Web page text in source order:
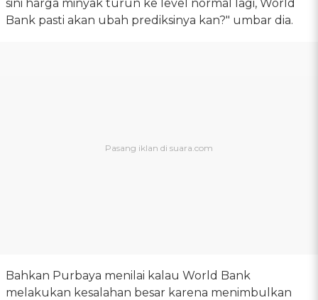
sini harga minyak turun ke level normal lagi, World
Bank pasti akan ubah prediksinya kan?" umbar dia.
Bahkan Purbaya menilai kalau World Bank
melakukan kesalahan besar karena menimbulkan